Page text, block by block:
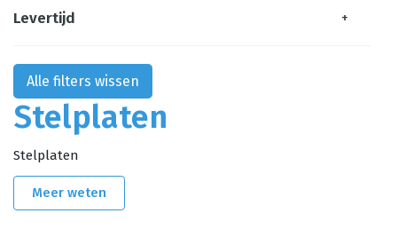
Stelplaten
Stelplaten
Meer weten
Levertijd +
Alle filters wissen